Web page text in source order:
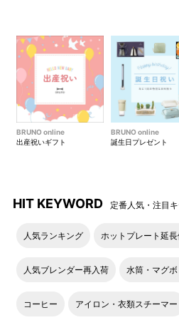
サイズ感
皿
す
BRUNO online
出産祝いギフト
BRUNO online
誕生日プレゼント
HIT KEYWORD 定番人気・注目
人気ランキング ホットプレート延
人気ブレンダー再入荷 水筒・マグ
コーヒー アイロン・衣類スチーマー